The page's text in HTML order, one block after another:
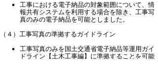
工事における電子納品の対象範囲について、情
報共有システムを利用する場合を除き、工事写
真のみの電子納品を可能としました。
（４）工事写真の準拠するガイドライン
工事写真のみを国土交通省電子納品等運用ガイ
ドライン【土木工事編】に準拠することを可能